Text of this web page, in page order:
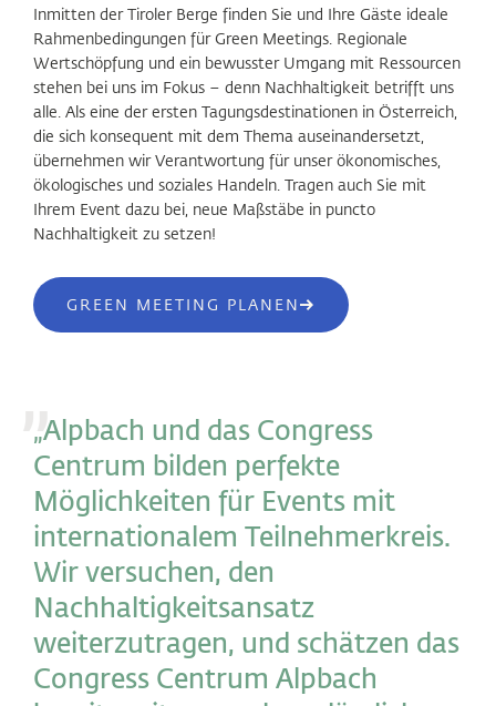
Inmitten der Tiroler Berge finden Sie und Ihre Gäste ideale
Rahmenbedingungen für Green Meetings. Regionale
Wertschöpfung und ein bewusster Umgang mit Ressourcen
stehen bei uns im Fokus – denn Nachhaltigkeit betrifft uns
alle. Als eine der ersten Tagungsdestinationen in Österreich,
die sich konsequent mit dem Thema auseinandersetzt,
übernehmen wir Verantwortung für unser ökonomisches,
ökologisches und soziales Handeln. Tragen auch Sie mit
Ihrem Event dazu bei, neue Maßstäbe in puncto
Nachhaltigkeit zu setzen!
GREEN MEETING PLANEN
„Alpbach und das Congress
Centrum bilden perfekte
Möglichkeiten für Events mit
internationalem Teilnehmerkreis.
Wir versuchen, den
Nachhaltigkeitsansatz
weiterzutragen, und schätzen das
Congress Centrum Alpbach